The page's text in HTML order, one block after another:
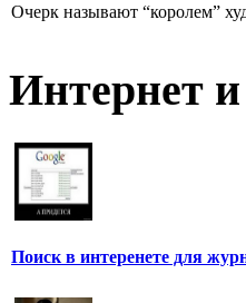
Очерк называют “королем”
Интернет
Поиск в интеренете для